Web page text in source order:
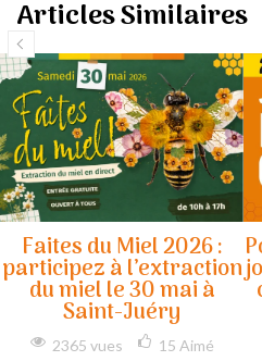
Articles Similaires
Faites du Miel 2026 :
participez à l’extraction
du miel le 30 mai à
Saint-Juéry
2365 vues 15 Aimé